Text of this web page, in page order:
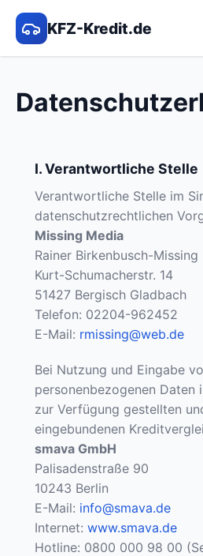
KFZ-Kredit.de
I. Verantwortliche Stelle
Verantwortliche Stelle im
datenschutzrechtlichen
Missing Media
Rainer Birkenbusch-Missing
Kurt-Schumacherstr. 14
51427 Bergisch Gladbach
Telefon: 02204-962452
E-Mail: rmissing@web.de
Bei Nutzung und Eingabe
personenbezogenen Daten
zur Verfügung gestellten
eingebundenen
smava GmbH
Palisadenstraße 90
10243 Berlin
E-Mail: info@smava.de
Internet: www.smava.de
Hotline: 0800 000 98 00